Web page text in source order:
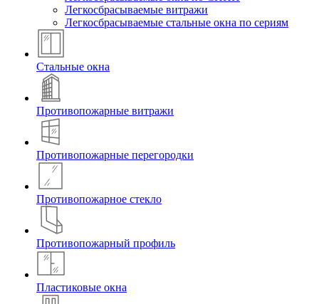
Легкосбрасываемые витражи
Легкосбрасываемые стальные окна по сериям
Стальные окна
Противопожарные витражи
Противопожарные перегородки
Противопожарное стекло
Противопожарный профиль
Пластиковые окна